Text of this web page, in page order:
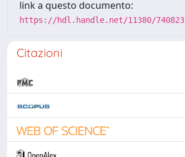
link a questo documento:
https://hdl.handle.net/11380/740823
Citazioni